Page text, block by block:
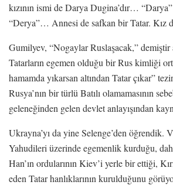
kızının ismi de Darya Dugina’dır…
“Derya”… Annesi de safkan bir Tatar. Kız
Gumilyev, “Nogaylar Ruslaşacak,” demiştir
Tatarların egemen olduğu bir Rus kimliği
hamamda yıkarsan altından Tatar çıkar”
Rusya’nın bir türlü Batılı olamamasının
geleneğinden gelen devlet anlayışından
Ukrayna’yı da yine Selenge’den
Yahudileri üzerinde egemenlik kurduğu,
Han’ın ordularının Kiev’i yerle bir ettiği,
eden Tatar hanlıklarının kurulduğunu